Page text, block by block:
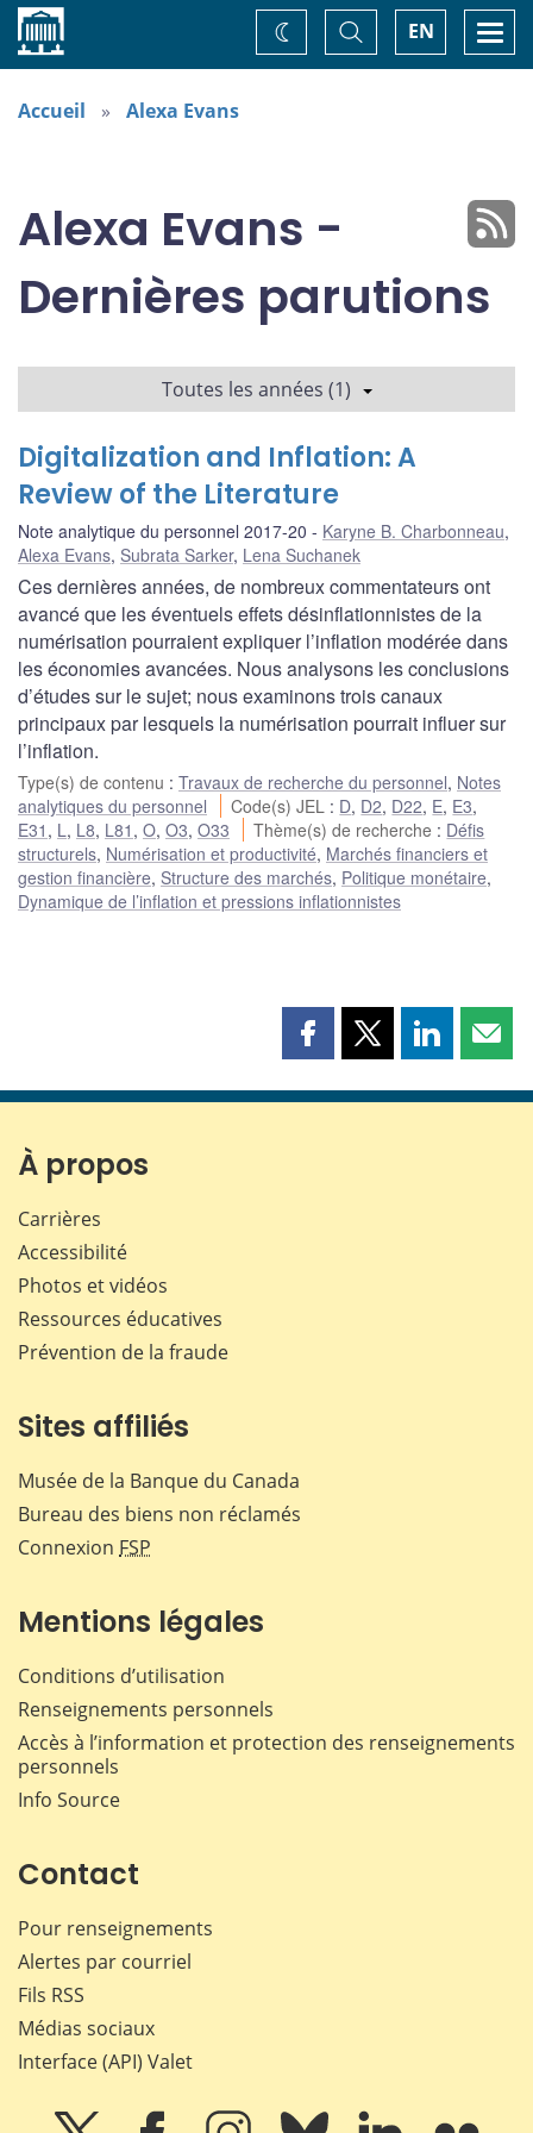
Accueil EN
Basculer
la
recherche
Changez
de
Accueil Alexa Evans
Alexa Evans -
Dernières parutions
Toutes les années (1)
Digitalization and Inflation: A
Review of the Literature
Note analytique du personnel 2017-20 Karyne B. Charbonneau,
Alexa Evans, Subrata Sarker, Lena Suchanek
Ces dernières années, de nombreux commentateurs ont
avancé que les éventuels effets désinflationnistes de la
numérisation pourraient expliquer l’inflation modérée dans
les économies avancées. Nous analysons les conclusions
d’études sur le sujet; nous examinons trois canaux
principaux par lesquels la numérisation pourrait influer sur
l’inflation.
Type(s) de contenu : Travaux de recherche du personnel, Notes
analytiques du personnel
Code(s) JEL : D, D2, D22, E, E3,
E31 , L , L8, L81 , O, O3, O33 Thème(s) de recherche : Défis
structurels, Numérisation et productivité, Marchés financiers et
gestion financière, Structure des marchés, Politique monétaire,
Dynamique de l’inflation et pressions inflationnistes
Partager
page
Partager
page
Partager
page page
À propos
Carrières
Accessibilité
Photos et vidéos
Ressources éducatives
Prévention de la fraude
Sites affiliés
Musée de la Banque du Canada
Bureau des biens non réclamés
Connexion FSP
Mentions légales
Conditions d’utilisation
Renseignements personnels
Accès à l’information et protection des renseignements
personnels
Info Source
Contact
Pour renseignements
Alertes par courriel
Fils RSS
Médias sociaux
Interface (API) Valet